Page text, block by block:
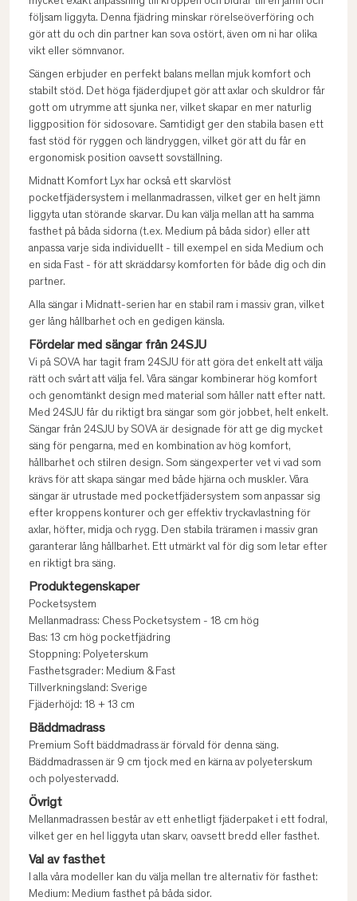
följsam liggyta. Denna fjädring minskar rörelseöverföring och
gör att du och din partner kan sova ostört, även om ni har olika
vikt eller sömnvanor.
Sängen erbjuder en perfekt balans mellan mjuk komfort och
stabilt stöd. Det höga fjäderdjupet gör att axlar och skuldror får
gott om utrymme att sjunka ner, vilket skapar en mer naturlig
liggposition för sidosovare. Samtidigt ger den stabila basen ett
fast stöd för ryggen och ländryggen, vilket gör att du får en
ergonomisk position oavsett sovställning.
Midnatt Komfort Lyx har också ett skarvlöst
pocketfjädersystem i mellanmadrassen, vilket ger en helt jämn
liggyta utan störande skarvar. Du kan välja mellan att ha samma
fasthet på båda sidorna (t.ex. Medium på båda sidor) eller att
anpassa varje sida individuellt - till exempel en sida Medium och
en sida Fast - för att skräddarsy komforten för både dig och din
partner.
Alla sängar i Midnatt-serien har en stabil ram i massiv gran, vilket
ger lång hållbarhet och en gedigen känsla.
Fördelar med sängar från 24SJU
Vi på SOVA har tagit fram 24SJU för att göra det enkelt att välja
rätt och svårt att välja fel. Våra sängar kombinerar hög komfort
och genomtänkt design med material som håller natt efter natt.
Med 24SJU får du riktigt bra sängar som gör jobbet, helt enkelt.
Sängar från 24SJU by SOVA är designade för att ge dig mycket
säng för pengarna, med en kombination av hög komfort,
hållbarhet och stilren design. Som sängexperter vet vi vad som
krävs för att skapa sängar med både hjärna och muskler. Våra
sängar är utrustade med pocketfjädersystem som anpassar sig
efter kroppens konturer och ger effektiv tryckavlastning för
axlar, höfter, midja och rygg. Den stabila träramen i massiv gran
garanterar lång hållbarhet. Ett utmärkt val för dig som letar efter
en riktigt bra säng.
Produktegenskaper
Pocketsystem
Mellanmadrass: Chess Pocketsystem - 18 cm hög
Bas: 13 cm hög pocketfjädring
Stoppning: Polyeterskum
Fasthetsgrader: Medium & Fast
Tillverkningsland: Sverige
Fjäderhöjd: 18 + 13 cm
Bäddmadrass
Premium Soft bäddmadrass är förvald för denna säng.
Bäddmadrassen är 9 cm tjock med en kärna av polyeterskum
och polyestervadd.
Övrigt
Mellanmadrassen består av ett enhetligt fjäderpaket i ett fodral,
vilket ger en hel liggyta utan skarv, oavsett bredd eller fasthet.
Val av fasthet
I alla våra modeller kan du välja mellan tre alternativ för fasthet:
Medium: Medium fasthet på båda sidor.